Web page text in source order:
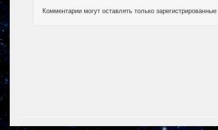
Комментарии могут оставлять только